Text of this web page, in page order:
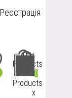
Реєстрація
0
грн.
Products
at cart
Products
x